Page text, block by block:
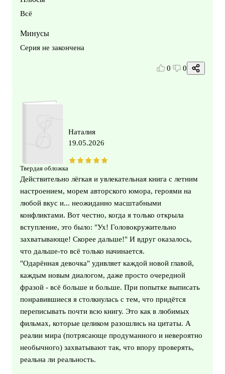
Всё
Минусы
Серия не закончена
0 0
Твердая обложка
Наталия
19.05.2026
Действительно лëгкая и увлекательная книга с летним
настроением, морем авторского юмора, героями на
любой вкус и... неожиданно масштабными
конфликтами. Вот честно, когда я только открыла
вступление, это было: "Ух! Головокружительно
захватывающе! Скорее дальше!" И вдруг оказалось,
что дальше-то всë только начинается.
"Одарëнная девочка" удивляет каждой новой главой,
каждым новым диалогом, даже просто очередной
фразой - всë больше и больше. При попытке выписать
понравившиеся я столкнулась с тем, что придëтся
переписывать почти всю книгу. Это как в любимых
фильмах, которые целиком разошлись на цитаты. А
реалии мира (потрясающе продуманного и невероятно
необычного) захватывают так, что впору проверять,
реальна ли реальность.